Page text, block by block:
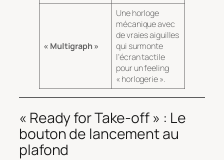
« Multigraph »
Une horloge
mécanique avec
de vraies aiguilles
qui surmonte
l’écran tactile
pour un feeling
« horlogerie ».
« Ready for Take-off » : Le
bouton de lancement au
plafond